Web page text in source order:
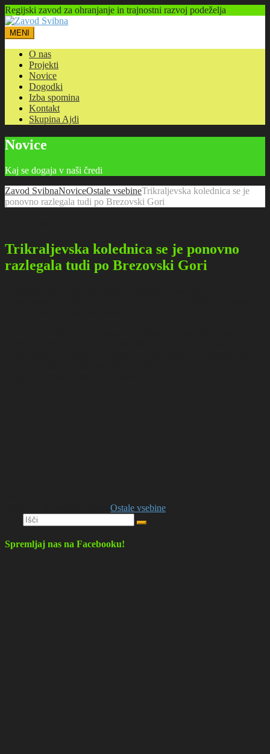
Regijski zavod za ohranjanje in trajnostni razvoj podeželja
MENI
O nas
Projekti
Novice
Dogodki
Izba spomina
Kontakt
Skupina Ajdi
Novice
Kaj se dogaja v naši čredi
Zavod SvibnaNoviceOstale vsebineTrikraljevska kolednica se je
ponovno razlegala tudi po Brezovski Gori
Trikraljevska kolednica se je ponovno
razlegala tudi po Brezovski Gori
Ostale vsebine
Spremljaj nas na Facebooku!